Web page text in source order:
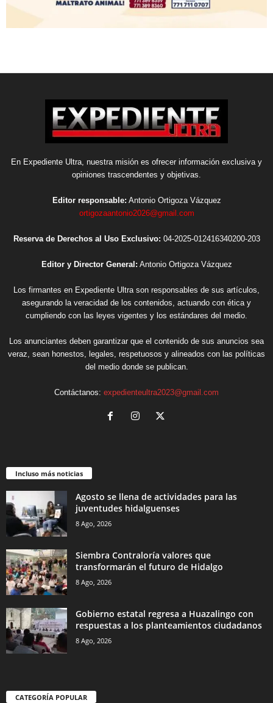
En Expediente Ultra, nuestra misión es ofrecer información exclusiva y
opiniones trascendentes y objetivas.
Editor responsable: Antonio Ortigoza Vázquez
ortigozaantonio2026@gmail.com
Reserva de Derechos al Uso Exclusivo: 04-2025-012416340200-203
Editor y Director General: Antonio Ortigoza Vázquez
Los firmantes en Expediente Ultra son responsables de sus artículos,
asegurando la veracidad de los contenidos, actuando con ética y
cumpliendo con las leyes vigentes y los estándares del medio.
Los anunciantes deben garantizar que el contenido de sus anuncios sea
veraz, sean honestos, legales, respetuosos y alineados con las políticas
del medio donde se publican.
Contáctanos: expedienteultra2023@gmail.com
Incluso más noticias
Agosto se llena de actividades para las
juventudes hidalguenses
8 Ago, 2026
Siembra Contraloría valores que
transformarán el futuro de Hidalgo
8 Ago, 2026
Gobierno estatal regresa a Huazalingo con
respuestas a los planteamientos ciudadanos
8 Ago, 2026
CATEGORÍA POPULAR